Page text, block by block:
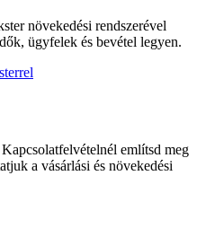
növekedési rendszerével
ügyfelek és bevétel legyen.
Kapcsolatfelvételnél említsd meg
a vásárlási és növekedési